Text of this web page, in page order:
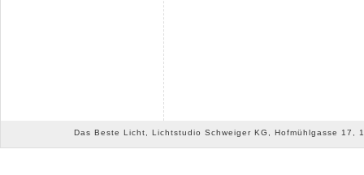
Das Beste Licht, Lichtstudio Schweiger KG, Hofmühlgasse